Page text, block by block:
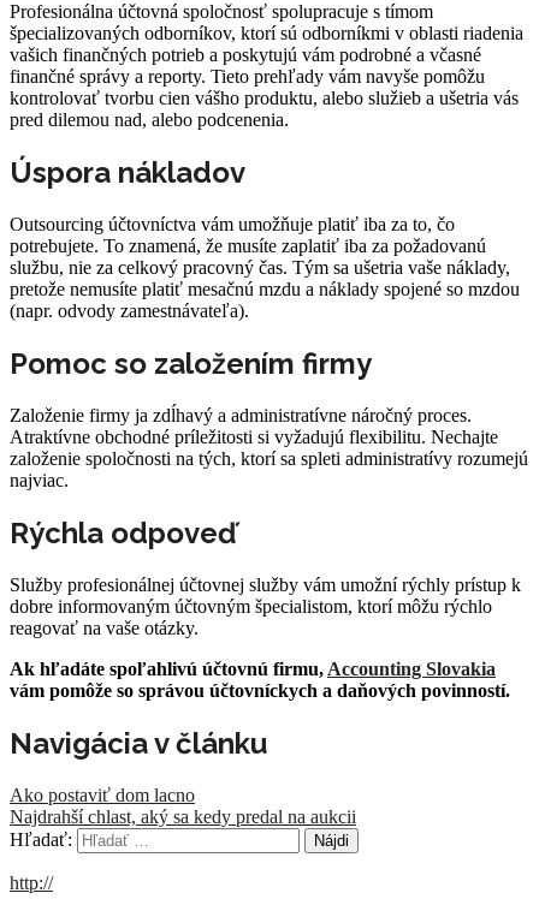
Profesionálna účtovná spoločnosť spolupracuje s tímom
špecializovaných odborníkov, ktorí sú odborníkmi v oblasti riadenia
vašich finančných potrieb a poskytujú vám podrobné a včasné
finančné správy a reporty. Tieto prehľady vám navyše pomôžu
kontrolovať tvorbu cien vášho produktu, alebo služieb a ušetria vás
pred dilemou nad, alebo podcenenia.
Úspora nákladov
Outsourcing účtovníctva vám umožňuje platiť iba za to, čo
potrebujete. To znamená, že musíte zaplatiť iba za požadovanú
službu, nie za celkový pracovný čas. Tým sa ušetria vaše náklady,
pretože nemusíte platiť mesačnú mzdu a náklady spojené so mzdou
(napr. odvody zamestnávateľa).
Pomoc so založením firmy
Založenie firmy ja zdĺhavý a administratívne náročný proces.
Atraktívne obchodné príležitosti si vyžadujú flexibilitu. Nechajte
založenie spoločnosti na tých, ktorí sa spleti administratívy rozumejú
najviac.
Rýchla odpoveď
Služby profesionálnej účtovnej služby vám umožní rýchly prístup k
dobre informovaným účtovným špecialistom, ktorí môžu rýchlo
reagovať na vaše otázky.
Ak hľadáte spoľahlivú účtovnú firmu, Accounting Slovakia
vám pomôže so správou účtovníckych a daňových povinností.
Navigácia v článku
Ako postaviť dom lacno
Najdrahší chlast, aký sa kedy predal na aukcii
Hľadať:
http://